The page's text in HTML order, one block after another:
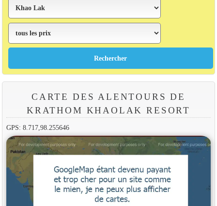
CARTE DES ALENTOURS DE
KRATHOM KHAOLAK RESORT
GPS: 8.717,98.255646